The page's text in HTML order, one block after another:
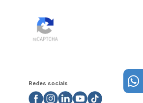
Redes sociais